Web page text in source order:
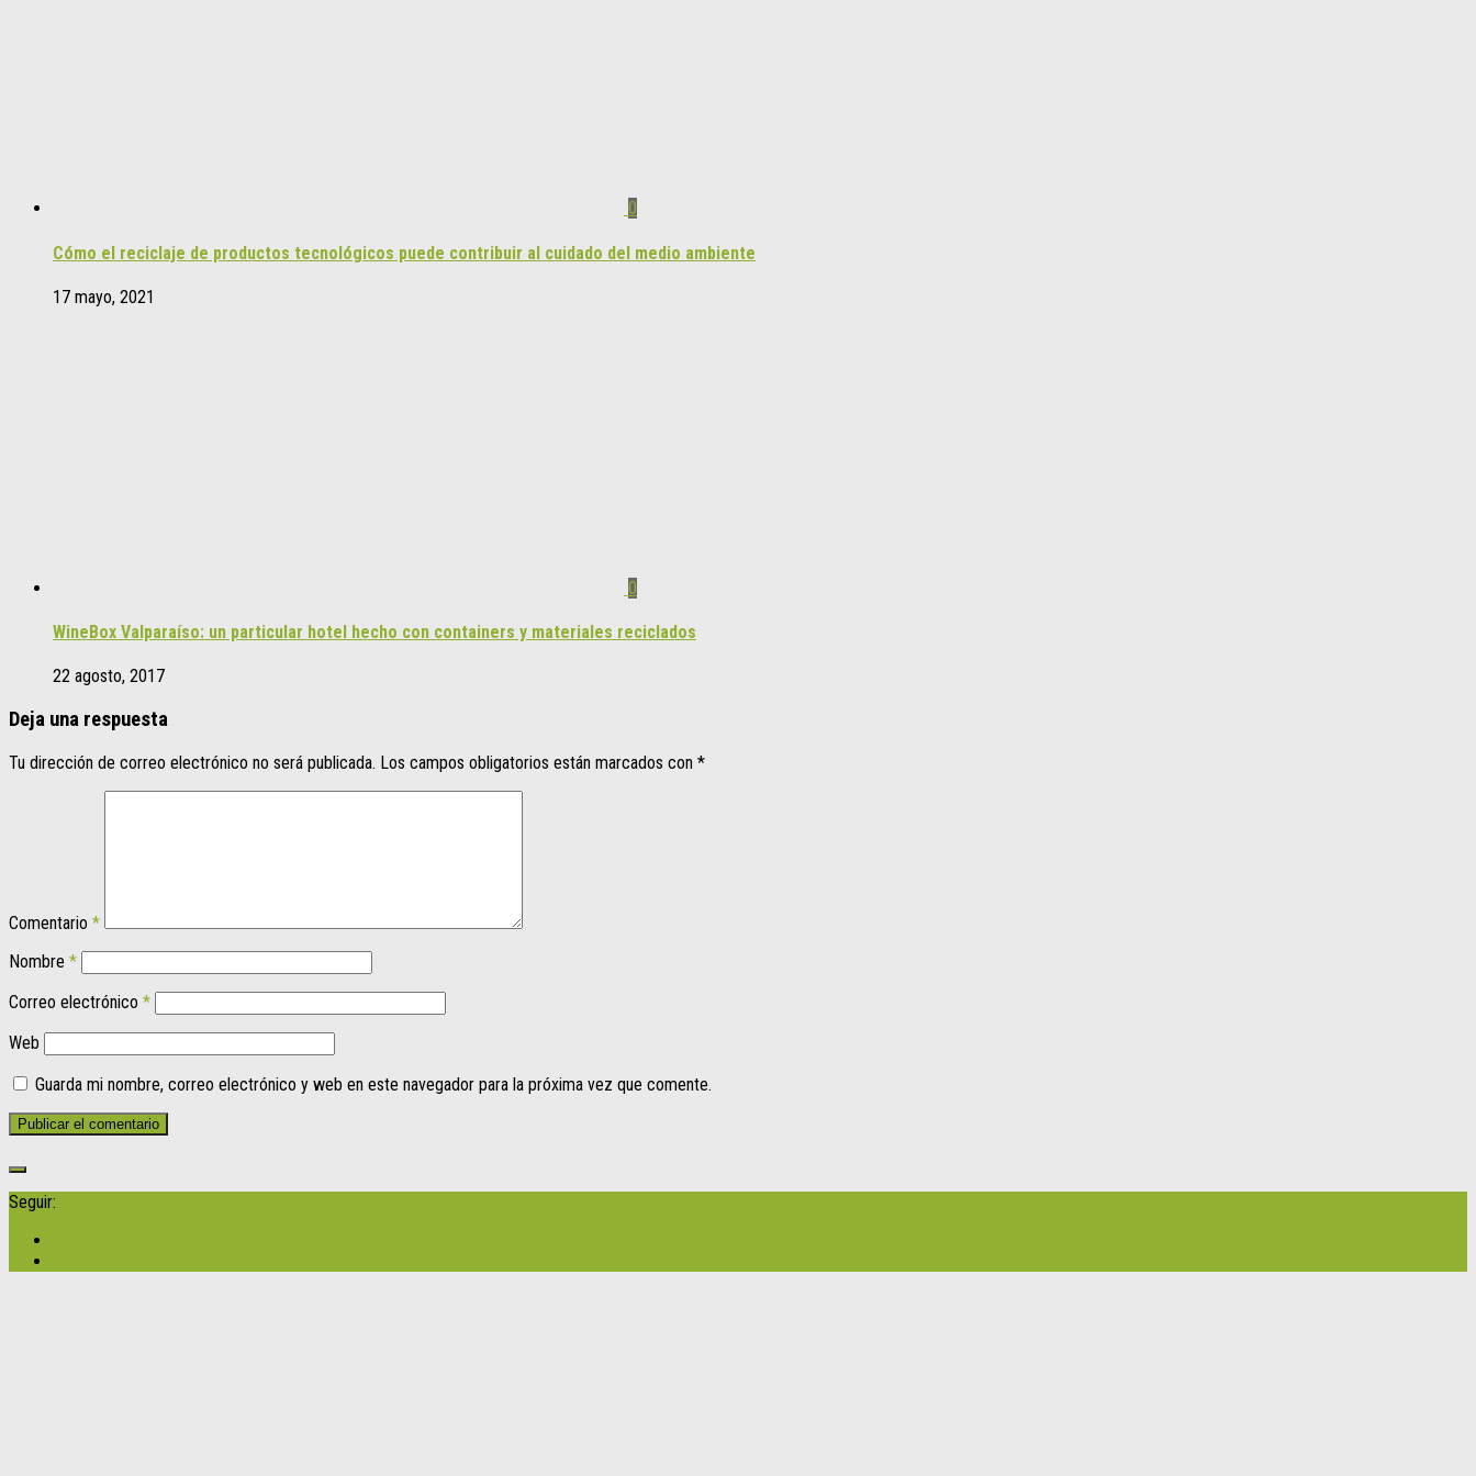
0
Cómo el reciclaje de productos tecnológicos puede contribuir al cuidado del medio ambiente
17 mayo, 2021
0
WineBox Valparaíso: un particular hotel hecho con containers y materiales reciclados
22 agosto, 2017
Deja una respuesta
Tu dirección de correo electrónico no será publicada. Los campos obligatorios están marcados con *
Comentario *
Nombre *
Correo electrónico *
Web
Guarda mi nombre, correo electrónico y web en este navegador para la próxima vez que comente.
Seguir: